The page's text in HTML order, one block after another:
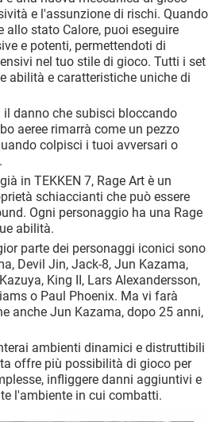
e l'assunzione di rischi. Quando
allo stato Calore, puoi eseguire
e potenti, permettendoti di
nel tuo stile di gioco. Tutti i set
abilità e caratteristiche uniche di
il danno che subisci bloccando
aeree rimarrà come un pezzo
colpisci i tuoi avversari o
in TEKKEN 7, Rage Art è un
schiaccianti che può essere
Ogni personaggio ha una Rage
abilità.
parte dei personaggi iconici sono
Devil Jin, Jack-8, Jun Kazama,
King II, Lars Alexandersson,
o Paul Phoenix. Ma vi farà
anche Jun Kazama, dopo 25 anni,
ambienti dinamici e distruttibili
offre più possibilità di gioco per
infliggere danni aggiuntivi e
l'ambiente in cui combatti.